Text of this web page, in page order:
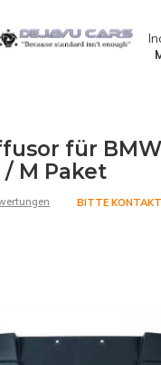
für BMW
/ M Paket
BITTE